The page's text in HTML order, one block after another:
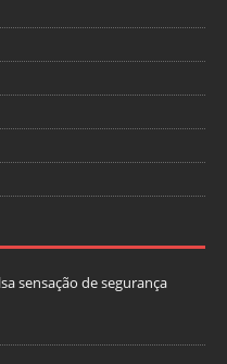
sensação de segurança